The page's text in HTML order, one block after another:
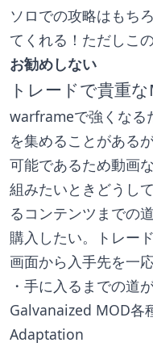
ソロでの攻略はもち
てくれる！ただしこ
お勧めしない
トレードで貴重
warframeで強くなる
を集めることがある
可能であるため動画
組みたいときどうし
るコンテンツまでの
購入したい。トレー
画面から入手先を一
・手に入るまでの道
Galvanaized MOD各
Adaptation